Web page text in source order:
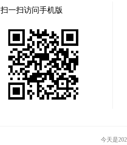
扫一扫访问手机版
今天是